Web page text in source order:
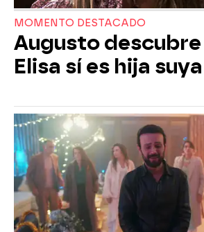
MOMENTO DESTACADO
Augusto descubre
Elisa sí es hija suya